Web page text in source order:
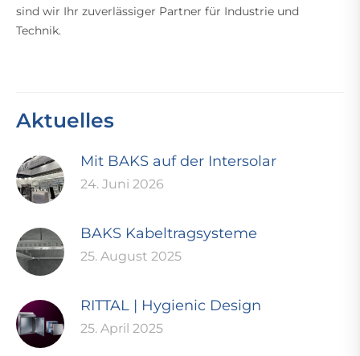
sind wir Ihr zuverlässiger Partner für Industrie und
Technik.
Aktuelles
Mit BAKS auf der Intersolar
24. Juni 2026
BAKS Kabeltragsysteme
25. August 2025
RITTAL | Hygienic Design
25. April 2025